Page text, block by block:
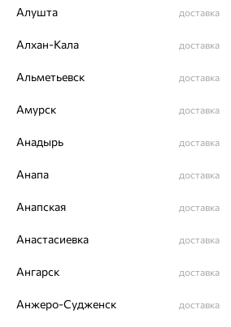
Наименование цвета вставки:
ВИД КАМНЯ Фианит
ПРОИСХОЖДЕНИЕ Искусственный
Идеальный комплект
Алушта доставка
Алхан-Кала доставка
Альметьевск доставка
Амурск доставка
Анадырь доставка
Анапа доставка
Анапская доставка
Анастасиевка доставка
Ангарск доставка
Анжеро-Судженск доставка